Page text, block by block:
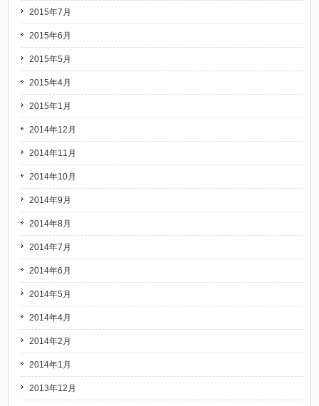
2015年7月
2015年6月
2015年5月
2015年4月
2015年1月
2014年12月
2014年11月
2014年10月
2014年9月
2014年8月
2014年7月
2014年6月
2014年5月
2014年4月
2014年2月
2014年1月
2013年12月